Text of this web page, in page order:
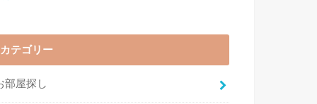
カテゴリー
部屋探し